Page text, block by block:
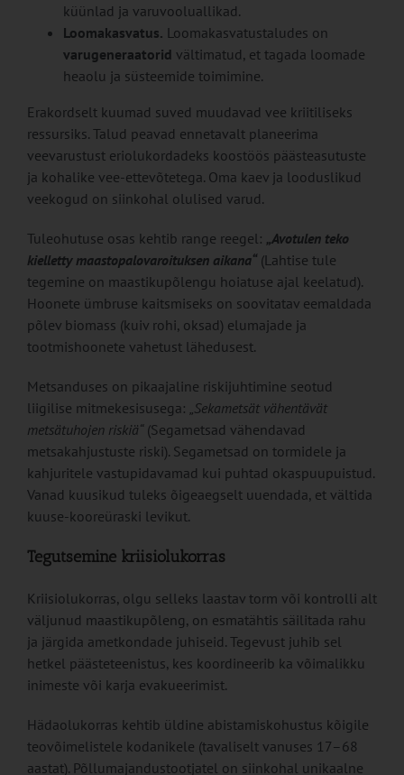
küünlad ja varuvooluallikad.
Loomakasvatus. Loomakasvatustaludes on
varugeneraatorid vältimatud, et tagada loomade
heaolu ja süsteemide toimimine.
Erakordselt kuumad suved muudavad vee kriitiliseks
ressursiks. Talud peavad ennetavalt planeerima
veevarustust eriolukordadeks koostöös päästeasutuste
ja kohalike vee-ettevõtetega. Oma kaev ja looduslikud
veekogud on siinkohal olulised varud.
Tuleohutuse osas kehtib range reegel: „Avotulen teko
kielletty maastopalovaroituksen aikana“(Lahtise tule
tegemine on maastikupõlengu hoiatuse ajal keelatud).
Hoonete ümbruse kaitsmiseks on soovitatav eemaldada
põlev biomass (kuiv rohi, oksad) elumajade ja
tootmishoonete vahetust lähedusest.
Metsanduses on pikaajaline riskijuhtimine seotud
liigilise mitmekesisusega: „Sekametsät vähentävät
metsätuhojen riskiä“(Segametsad vähendavad
metsakahjustuste riski). Segametsad on tormidele ja
kahjuritele vastupidavamad kui puhtad okaspuupuistud.
Vanad kuusikud tuleks õigeaegselt uuendada, et vältida
kuuse-kooreüraski levikut.
Tegutsemine kriisiolukorras
Kriisiolukorras, olgu selleks laastav torm või kontrolli alt
väljunud maastikupõleng, on esmatähtis säilitada rahu
ja järgida ametkondade juhiseid. Tegevust juhib sel
hetkel päästeteenistus, kes koordineerib ka võimalikku
inimeste või karja evakueerimist.
Hädaolukorras kehtib üldine abistamiskohustus kõigile
teovõimelistele kodanikele (tavaliselt vanuses 17–68
aastat). Põllumajandustootjatel on siinkohal unikaalne